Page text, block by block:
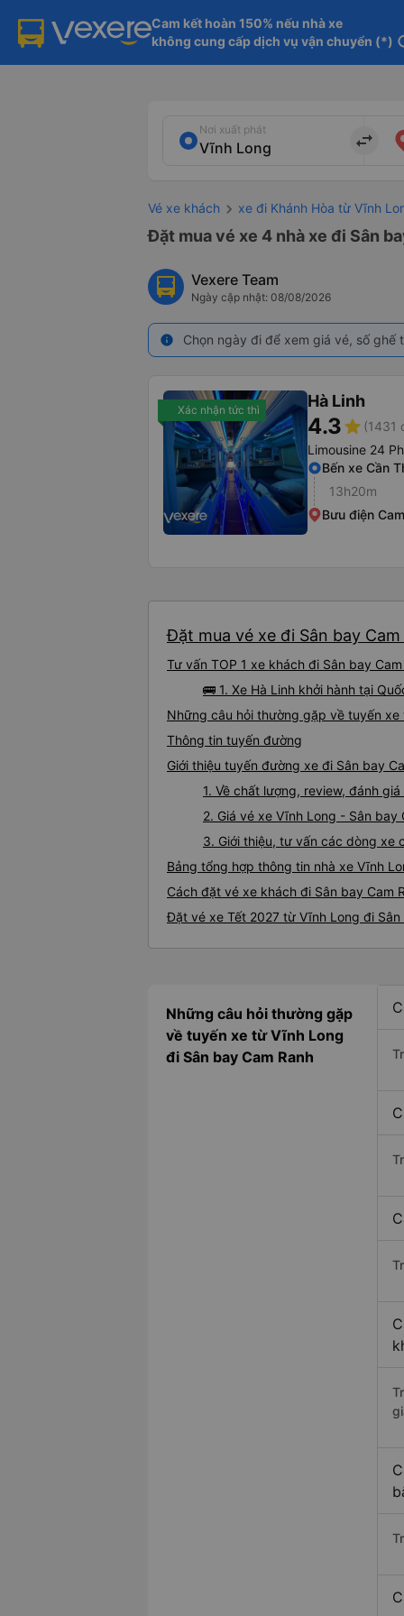
Cam kết hoàn 150% nếu nhà xe
không cung cấp dịch vụ vận chuyển (*)
Nơi xuất phát
import_export
Vé xe khách xe đi Khánh Hòa từ Vĩnh
Đặt mua vé xe 4 nhà xe đi Sân
Vexere Team
Ngày cập nhật: 08/08/2026
info Chọn ngày đi để xem giá vé, số
Xác nhận tức thì Hà Linh
4.3star (1431
Limousine 24
Bến xe Cần
13h20m
Bưu điện
Đặt mua vé xe đi Sân bay
Tư vấn TOP 1 xe khách đi Sân bay
🚌 1. Xe Hà Linh khởi hành tại
Những câu hỏi thường gặp về tuyến
Thông tin tuyến đường
Giới thiệu tuyến đường xe đi Sân bay
1. Về chất lượng, review, đánh
2. Giá vé xe Vĩnh Long - Sân bay
3. Giới thiệu, tư vấn các dòng xe
Bảng tổng hợp thông tin nhà xe Vĩnh
Cách đặt vé xe khách đi Sân bay Cam
Đặt vé xe Tết 2027 từ Vĩnh Long đi Sân
Những câu hỏi thường gặp
về tuyến xe từ Vĩnh Long
đi Sân bay Cam Ranh